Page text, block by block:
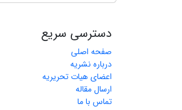
دسترسی سریع
صفحه اصلی
درباره نشریه
اعضای هیات تحریریه
ارسال مقاله
تماس با ما